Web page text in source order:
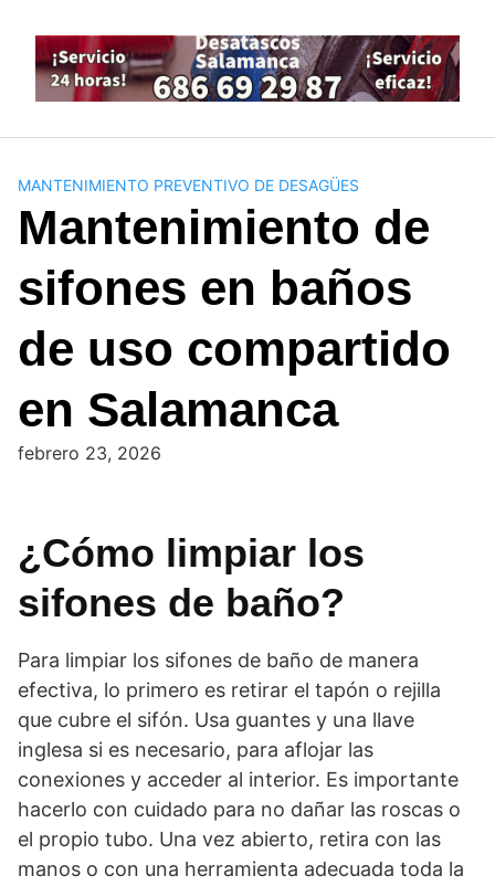
contenido
MANTENIMIENTO PREVENTIVO DE DESAGÜES
Mantenimiento de
sifones en baños
de uso compartido
en Salamanca
febrero 23, 2026
¿Cómo limpiar los
sifones de baño?
Para limpiar los sifones de baño de manera
efectiva, lo primero es retirar el tapón o rejilla
que cubre el sifón. Usa guantes y una llave
inglesa si es necesario, para aflojar las
conexiones y acceder al interior. Es importante
hacerlo con cuidado para no dañar las roscas o
el propio tubo. Una vez abierto, retira con las
manos o con una herramienta adecuada toda la